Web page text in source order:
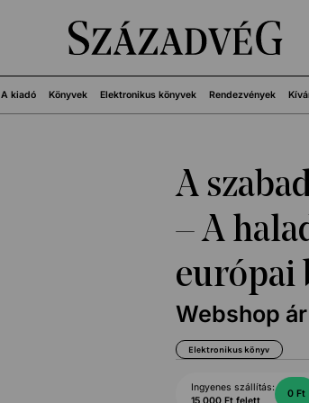
A kiadó Könyvek Elektronikus könyvek Rendezvények
A
– A
európai
Webshop
Elektronikus könyv
Ingyenes szállítás:
0 Ft